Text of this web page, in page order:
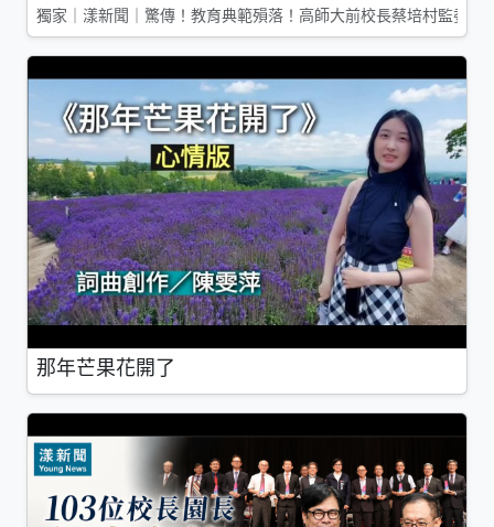
獨家｜漾新聞｜驚傳！教育典範殞落！高師大前校長蔡培村監委
那年芒果花開了